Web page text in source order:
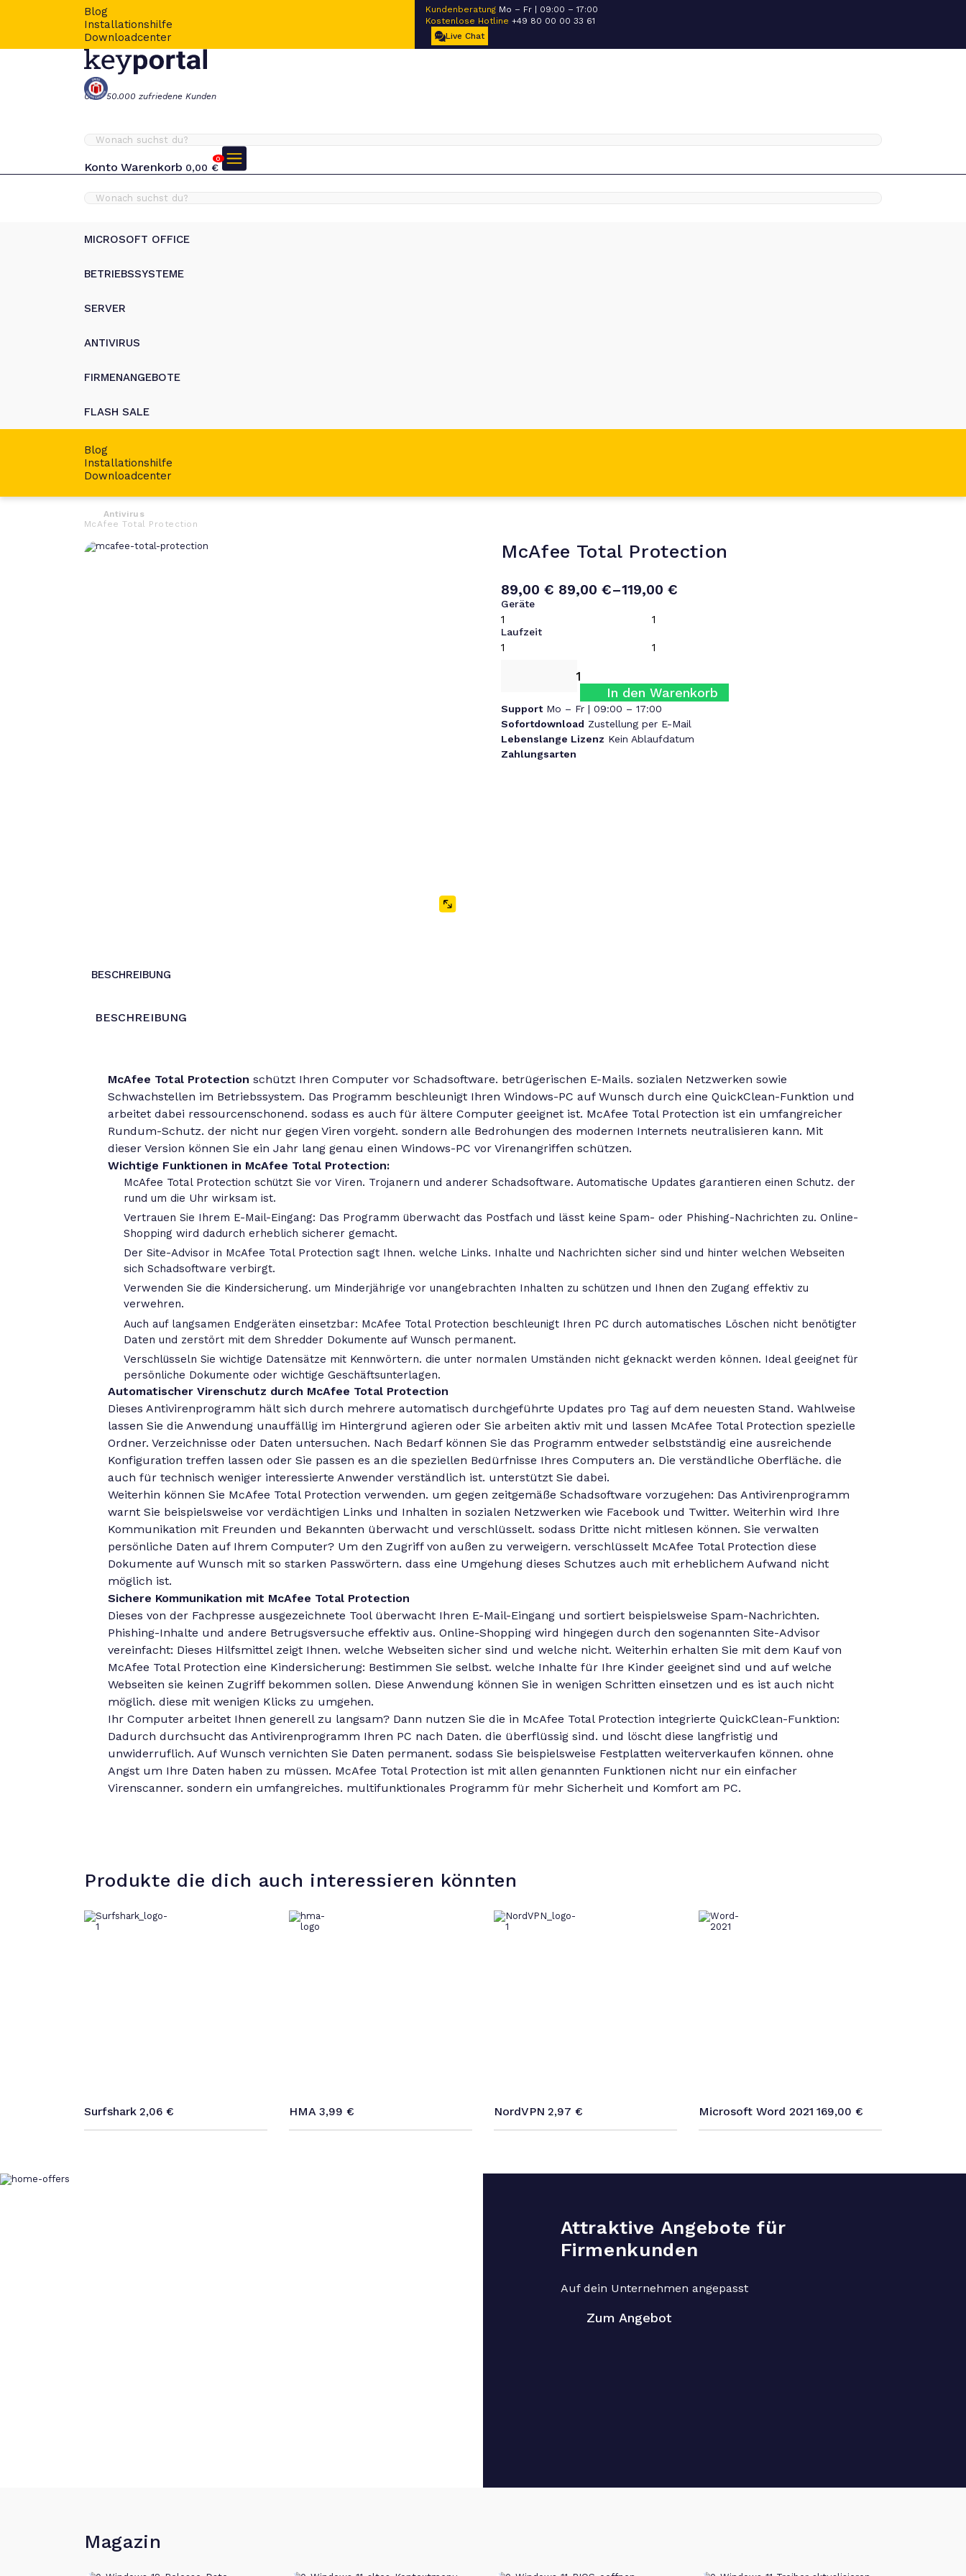
Blog
Installationshilfe
Downloadcenter
Kundenberatung Mo – Fr | 09:00 – 17:00
Kostenlose Hotline +49 80 00 00 33 61
Live Chat
Über 50.000 zufriedene Kunden
Konto
0
Warenkorb 0,00 €
MICROSOFT OFFICE
BETRIEBSSYSTEME
SERVER
ANTIVIRUS
FIRMENANGEBOTE
FLASH SALE
Blog
Installationshilfe
Downloadcenter
Antivirus
McAfee Total Protection
McAfee Total Protection
89,00 € 89,00 €–119,00 €
Geräte
Laufzeit
In den Warenkorb
Support Mo – Fr | 09:00 – 17:00
Sofortdownload Zustellung per E-Mail
Lebenslange Lizenz Kein Ablaufdatum
Zahlungsarten
BESCHREIBUNG
BESCHREIBUNG
McAfee Total Protection schützt Ihren Computer vor Schadsoftware. betrügerischen E-Mails. sozialen Netzwerken sowie
Schwachstellen im Betriebssystem. Das Programm beschleunigt Ihren Windows-PC auf Wunsch durch eine QuickClean-Funktion und
arbeitet dabei ressourcenschonend. sodass es auch für ältere Computer geeignet ist. McAfee Total Protection ist ein umfangreicher
Rundum-Schutz. der nicht nur gegen Viren vorgeht. sondern alle Bedrohungen des modernen Internets neutralisieren kann. Mit
dieser Version können Sie ein Jahr lang genau einen Windows-PC vor Virenangriffen schützen.
Wichtige Funktionen in McAfee Total Protection:
McAfee Total Protection schützt Sie vor Viren. Trojanern und anderer Schadsoftware. Automatische Updates garantieren einen Schutz. der
rund um die Uhr wirksam ist.
Vertrauen Sie Ihrem E-Mail-Eingang: Das Programm überwacht das Postfach und lässt keine Spam- oder Phishing-Nachrichten zu. Online-
Shopping wird dadurch erheblich sicherer gemacht.
Der Site-Advisor in McAfee Total Protection sagt Ihnen. welche Links. Inhalte und Nachrichten sicher sind und hinter welchen Webseiten
sich Schadsoftware verbirgt.
Verwenden Sie die Kindersicherung. um Minderjährige vor unangebrachten Inhalten zu schützen und Ihnen den Zugang effektiv zu
verwehren.
Auch auf langsamen Endgeräten einsetzbar: McAfee Total Protection beschleunigt Ihren PC durch automatisches Löschen nicht benötigter
Daten und zerstört mit dem Shredder Dokumente auf Wunsch permanent.
Verschlüsseln Sie wichtige Datensätze mit Kennwörtern. die unter normalen Umständen nicht geknackt werden können. Ideal geeignet für
persönliche Dokumente oder wichtige Geschäftsunterlagen.
Automatischer Virenschutz durch McAfee Total Protection
Dieses Antivirenprogramm hält sich durch mehrere automatisch durchgeführte Updates pro Tag auf dem neuesten Stand. Wahlweise
lassen Sie die Anwendung unauffällig im Hintergrund agieren oder Sie arbeiten aktiv mit und lassen McAfee Total Protection spezielle
Ordner. Verzeichnisse oder Daten untersuchen. Nach Bedarf können Sie das Programm entweder selbstständig eine ausreichende
Konfiguration treffen lassen oder Sie passen es an die speziellen Bedürfnisse Ihres Computers an. Die verständliche Oberfläche. die
auch für technisch weniger interessierte Anwender verständlich ist. unterstützt Sie dabei.
Weiterhin können Sie McAfee Total Protection verwenden. um gegen zeitgemäße Schadsoftware vorzugehen: Das Antivirenprogramm
warnt Sie beispielsweise vor verdächtigen Links und Inhalten in sozialen Netzwerken wie Facebook und Twitter. Weiterhin wird Ihre
Kommunikation mit Freunden und Bekannten überwacht und verschlüsselt. sodass Dritte nicht mitlesen können. Sie verwalten
persönliche Daten auf Ihrem Computer? Um den Zugriff von außen zu verweigern. verschlüsselt McAfee Total Protection diese
Dokumente auf Wunsch mit so starken Passwörtern. dass eine Umgehung dieses Schutzes auch mit erheblichem Aufwand nicht
möglich ist.
Sichere Kommunikation mit McAfee Total Protection
Dieses von der Fachpresse ausgezeichnete Tool überwacht Ihren E-Mail-Eingang und sortiert beispielsweise Spam-Nachrichten.
Phishing-Inhalte und andere Betrugsversuche effektiv aus. Online-Shopping wird hingegen durch den sogenannten Site-Advisor
vereinfacht: Dieses Hilfsmittel zeigt Ihnen. welche Webseiten sicher sind und welche nicht. Weiterhin erhalten Sie mit dem Kauf von
McAfee Total Protection eine Kindersicherung: Bestimmen Sie selbst. welche Inhalte für Ihre Kinder geeignet sind und auf welche
Webseiten sie keinen Zugriff bekommen sollen. Diese Anwendung können Sie in wenigen Schritten einsetzen und es ist auch nicht
möglich. diese mit wenigen Klicks zu umgehen.
Ihr Computer arbeitet Ihnen generell zu langsam? Dann nutzen Sie die in McAfee Total Protection integrierte QuickClean-Funktion:
Dadurch durchsucht das Antivirenprogramm Ihren PC nach Daten. die überflüssig sind. und löscht diese langfristig und
unwiderruflich. Auf Wunsch vernichten Sie Daten permanent. sodass Sie beispielsweise Festplatten weiterverkaufen können. ohne
Angst um Ihre Daten haben zu müssen. McAfee Total Protection ist mit allen genannten Funktionen nicht nur ein einfacher
Virenscanner. sondern ein umfangreiches. multifunktionales Programm für mehr Sicherheit und Komfort am PC.
Produkte die dich auch interessieren könnten
Surfshark 2,06 € HMA 3,99 € NordVPN 2,97 € Microsoft Word 2021 169,00 €
Attraktive Angebote für
Firmenkunden
Auf dein Unternehmen angepasst
Zum Angebot
Magazin